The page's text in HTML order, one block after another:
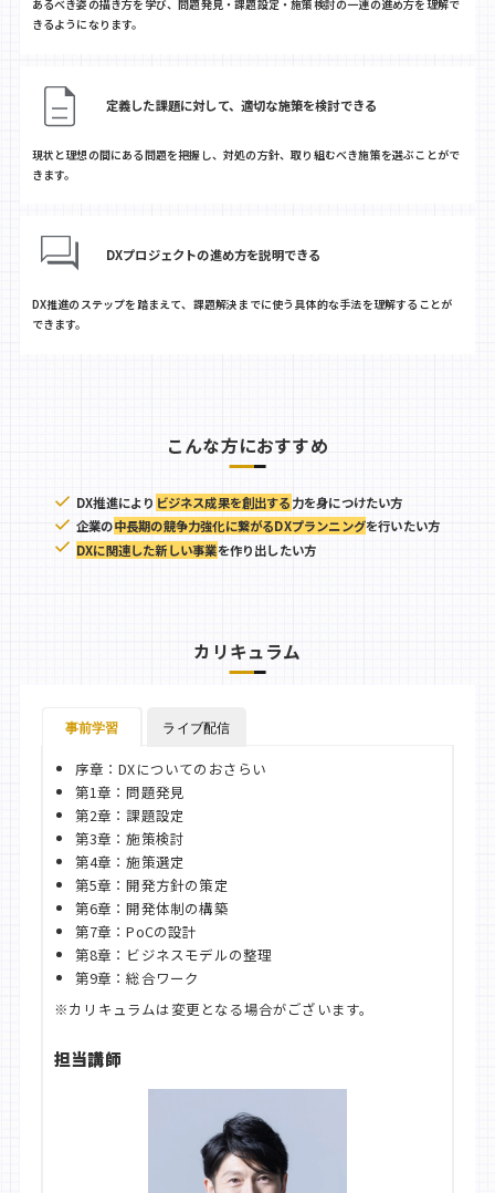
あるべき姿の描き方を学び、問題発見・課題設定・施策検討の一連の進め方を理解で
きるようになります。
定義した課題に対して、適切な施策を検討できる
現状と理想の間にある問題を把握し、対処の方針、取り組むべき施策を選ぶことがで
きます。
DXプロジェクトの進め方を説明できる
DX推進のステップを踏まえて、課題解決までに使う具体的な手法を理解することが
できます。
こんな方におすすめ
DX推進により ビジネス成果を創出する力を身につけたい方
企業の中長期の競争力強化に繋がるDXプランニングを行いたい方
DXに関連した新しい事業を作り出したい方
カリキュラム
事前学習 ライブ配信
序章：DXについてのおさらい
第1章：問題発見
第2章：課題設定
第3章：施策検討
第4章：施策選定
第5章：開発方針の策定
第6章：開発体制の構築
第7章：PoCの設計
第8章：ビジネスモデルの整理
第9章：総合ワーク
※カリキュラムは変更となる場合がございます。
担当講師